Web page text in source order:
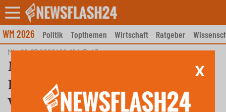
Skip
to
content
WM 2026 Politik Topthemen Wirtschaft Ratgeber
Mi., 08.07.2026 | 09:12| 43
Maßnahmen der Deutschen
Bahn: KI-gestützte
Verspätungsprognosen und
X